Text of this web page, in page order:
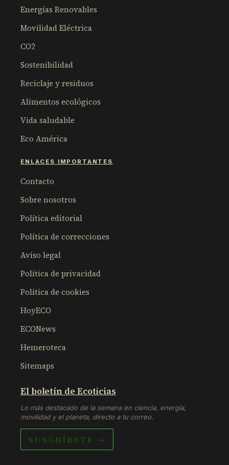
Energías Renovables
Movilidad Eléctrica
CO2
Sostenibilidad
Reciclaje y residuos
Alimentos ecológicos
Vida saludable
Eco América
ENLACES IMPORTANTES
Contacto
Sobre nosotros
Política editorial
Política de correcciones
Aviso legal
Política de privacidad
Política de cookies
HoyECO
ECONews
Hemeroteca
Sitemaps
El boletín de Ecoticias
Lo más destacado de la semana en ciencia, energía,
movilidad y el planeta, directo a tu correo.
SUSCRÍBETE →